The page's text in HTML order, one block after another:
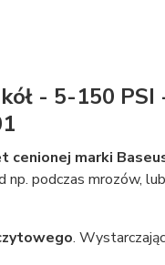
- 5-150
cenionej marki
podczas mrozów,
.